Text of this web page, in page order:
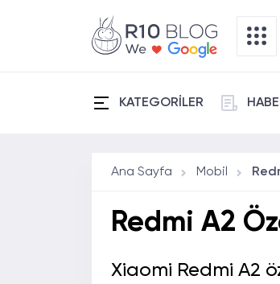
KATEGORİLER
Ana Sayfa Mobil
Redmi A2
Xiaomi Redmi A2